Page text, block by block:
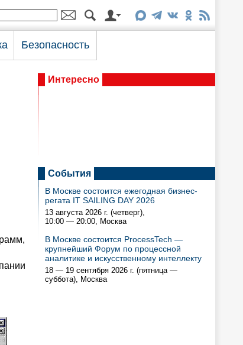
Безопасность
Интересно
События
В Москве состоится ежегодная бизнес-
регата IT SAILING DAY 2026
13 августа 2026 г. (четверг),
10:00 — 20:00, Москва
В Москве состоится ProcessTech —
крупнейший Форум по процессной
аналитике и искусственному интеллекту
18 — 19 сентября 2026 г. (пятница —
суббота), Москва